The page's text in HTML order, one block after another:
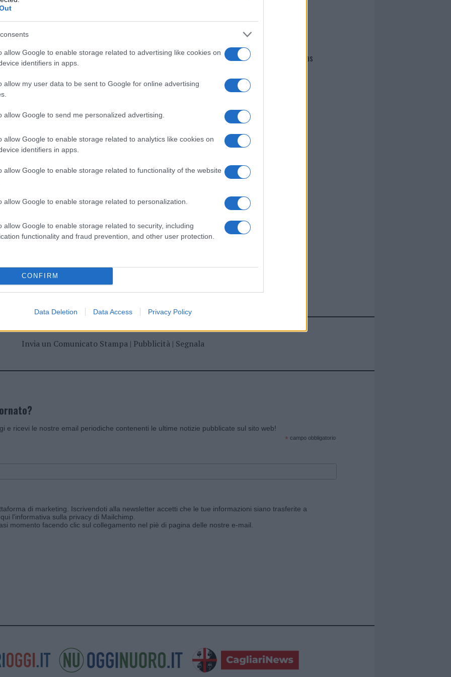
allow Google to enable storage related to advertising like cookies on
identifiers in apps.
allow my user data to be sent to Google for online advertising
allow Google to send me personalized advertising.
allow Google to enable storage related to analytics like cookies on
identifiers in apps.
allow Google to enable storage related to functionality of the website
allow Google to enable storage related to personalization.
allow Google to enable storage related to security, including
functionality and fraud prevention, and other user protection.
CONFIRM
Data Deletion Data Access Privacy Policy
di GalluraOggi.it
i tuoi video e le tue foto
+39 345 356 7512
news da
Prossimo articolo
Giovannimaria Cabras
Invia un Comunicato Stampa| Pubblicità| Segnala
e ricevi le nostre email periodiche contenenti le ultime notizie pubblicate sul sito web!
* campo obbligatorio
di marketing. Iscrivendoti alla newsletter accetti che le tue informazioni siano trasferite a
l'informativa sulla privacy di Mailchimp
momento facendo clic sul collegamento nel piè di pagina delle nostre e-mail.